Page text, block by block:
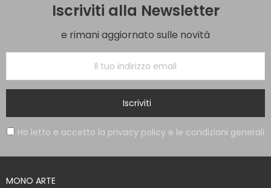
Iscriviti alla Newsletter
e rimani aggiornato sulle novità
Iscriviti
Ho letto e accetto la privacy policy e le condizioni generali
MONO ARTE